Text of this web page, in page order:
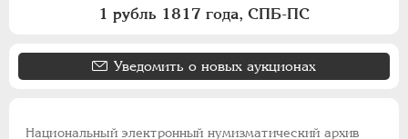
1 рубль 1817 года, СПБ-ПС
Уведомить о новых аукционах
Национальный электронный нумизматический архив